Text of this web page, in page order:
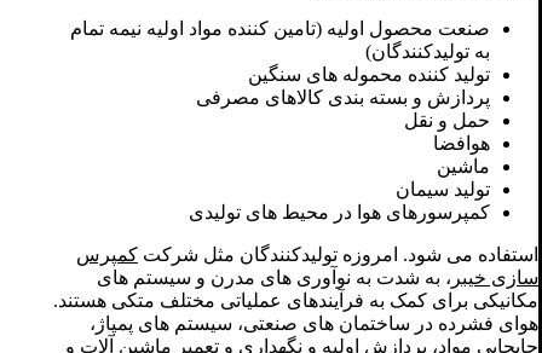
صنعت محصول اولیه (تامین کننده مواد اولیه نیمه تمام
به تولیدکنندگان)
تولید کننده محموله های سنگین
پردازش و بسته بندی کالاهای مصرفی
حمل و نقل
هوافضا
ماشین
تولید سیمان
کمپرسورهای هوا در محیط های تولیدی
استفاده می شود. امروزه تولیدکنندگان مثل شرکت کمپرس
سازی خیبر ، به شدت به نوآوری های مدرن و سیستم های
مکانیکی برای کمک به فرآیندهای عملیاتی مختلف متکی هستند.
هوای فشرده در ساختمان های صنعتی، سیستم های پمپاژ،
جابجایی مواد، پردازش اولیه و نگهداری و تعمیر ماشین آلات و